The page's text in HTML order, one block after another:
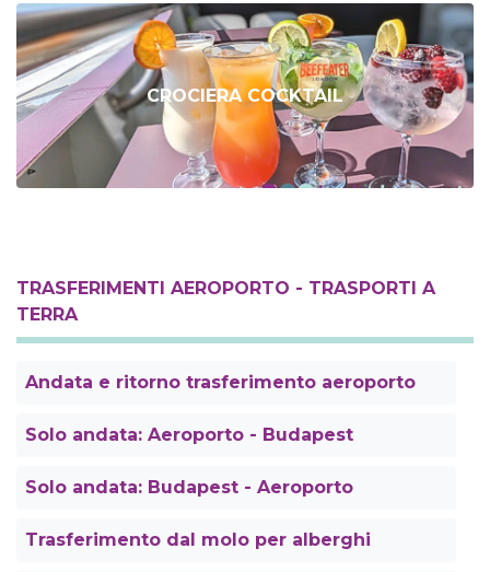
CROCIERA COCKTAIL
TRASFERIMENTI AEROPORTO - TRASPORTI A
TERRA
Andata e ritorno trasferimento aeroporto
Solo andata: Aeroporto - Budapest
Solo andata: Budapest - Aeroporto
Trasferimento dal molo per alberghi